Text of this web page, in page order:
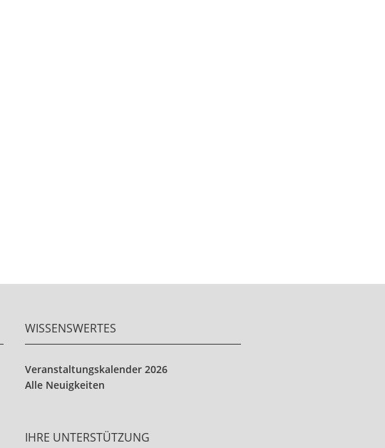
WISSENSWERTES
Veranstaltungskalender 2026
Alle Neuigkeiten
IHRE UNTERSTÜTZUNG